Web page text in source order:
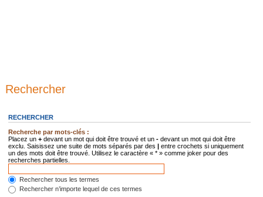
Rechercher
RECHERCHER
Recherche par mots-clés :
Placez un + devant un mot qui doit être trouvé et un - devant un mot qui doit être
exclu. Saisissez une suite de mots séparés par des | entre crochets si uniquement
un des mots doit être trouvé. Utilisez le caractère « * » comme joker pour des
recherches partielles.
Rechercher tous les termes
Rechercher n’importe lequel de ces termes